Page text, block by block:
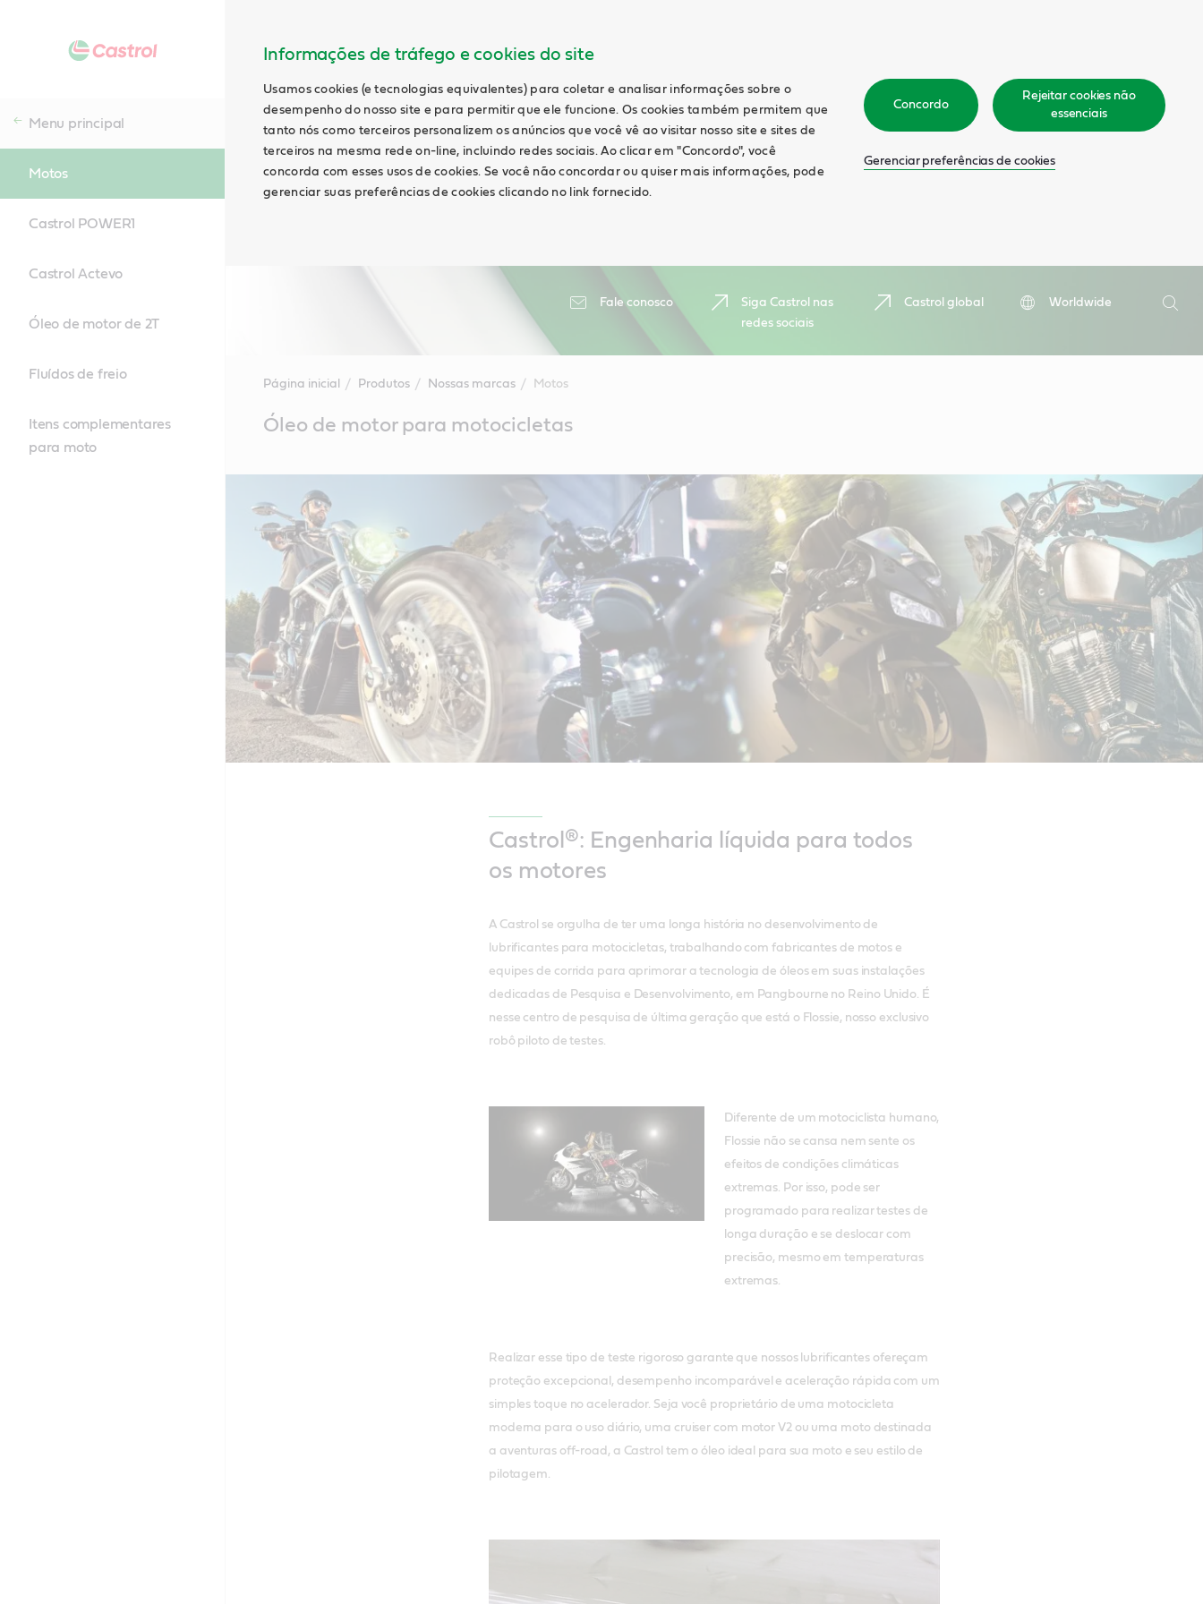
Informações de tráfego e cookies do site
Usamos cookies (e tecnologias equivalentes) para coletar e analisar informações sobre o
desempenho do nosso site e para permitir que ele funcione. Os cookies também permitem que
tanto nós como terceiros personalizem os anúncios que você vê ao visitar nosso site e sites de
terceiros na mesma rede on-line, incluindo redes sociais. Ao clicar em "Concordo", você
concorda com esses usos de cookies. Se você não concordar ou quiser mais informações, pode
gerenciar suas preferências de cookies clicando no link fornecido.
Concordo
Rejeitar cookies não
essenciais
Gerenciar preferências de cookies
Fale conosco
Siga Castrol nas
redes sociais
Castrol global
Worldwide
Menu principal
Motos
Castrol POWER1
Castrol Actevo
Óleo de motor de 2T
Fluídos de freio
Itens complementares
para moto
Página inicial Produtos Nossas marcas Motos
ContentÓleo de motor para motocicletas
Castrol®: Engenharia líquida para todos
os motores
A Castrol se orgulha de ter uma longa história no desenvolvimento de
lubrificantes para motocicletas, trabalhando com fabricantes de motos e
equipes de corrida para aprimorar a tecnologia de óleos em suas instalações
dedicadas de Pesquisa e Desenvolvimento, em Pangbourne no Reino Unido. É
nesse centro de pesquisa de última geração que está o Flossie, nosso exclusivo
robô piloto de testes.
Diferente de um motociclista humano,
Flossie não se cansa nem sente os
efeitos de condições climáticas
extremas. Por isso, pode ser
programado para realizar testes de
longa duração e se deslocar com
precisão, mesmo em temperaturas
extremas.
Realizar esse tipo de teste rigoroso garante que nossos lubrificantes ofereçam
proteção excepcional, desempenho incomparável e aceleração rápida com um
simples toque no acelerador. Seja você proprietário de uma motocicleta
moderna para o uso diário, uma cruiser com motor V2 ou uma moto destinada
a aventuras off-road, a Castrol tem o óleo ideal para sua moto e seu estilo de
pilotagem.